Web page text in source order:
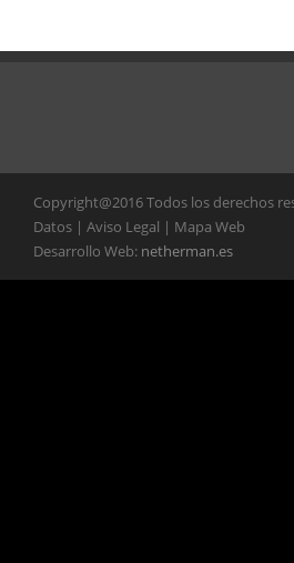
Copyright@2016 Todos los derechos
Datos | Aviso Legal | Mapa Web
Desarrollo Web: netherman.es